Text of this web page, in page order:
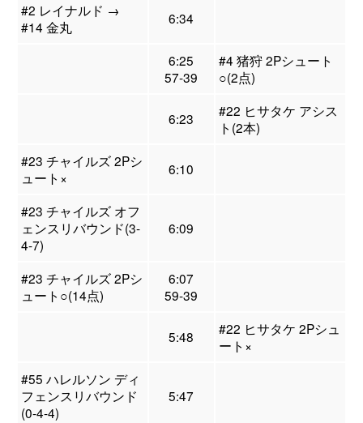
#2 レイナルド →
#14 金丸
6:34
6:25
57-39
#4 猪狩 2Pシュート
○(2点)
6:23
#22 ヒサタケ アシス
ト(2本)
#23 チャイルズ 2Pシ
ュート×
6:10
#23 チャイルズ オフ
ェンスリバウンド(3-
4-7)
6:09
#23 チャイルズ 2Pシ
ュート○(14点)
6:07
59-39
5:48
#22 ヒサタケ 2Pシュ
ート×
#55 ハレルソン ディ
フェンスリバウンド
(0-4-4)
5:47